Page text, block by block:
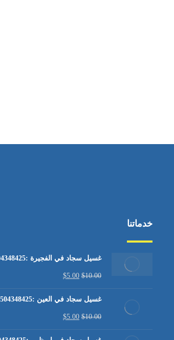
خدماتنا
غسيل سجاد في الفجيرة :0504348425
$10.00
$5.00
غسيل سجاد في العين :0504348425
$10.00
$5.00